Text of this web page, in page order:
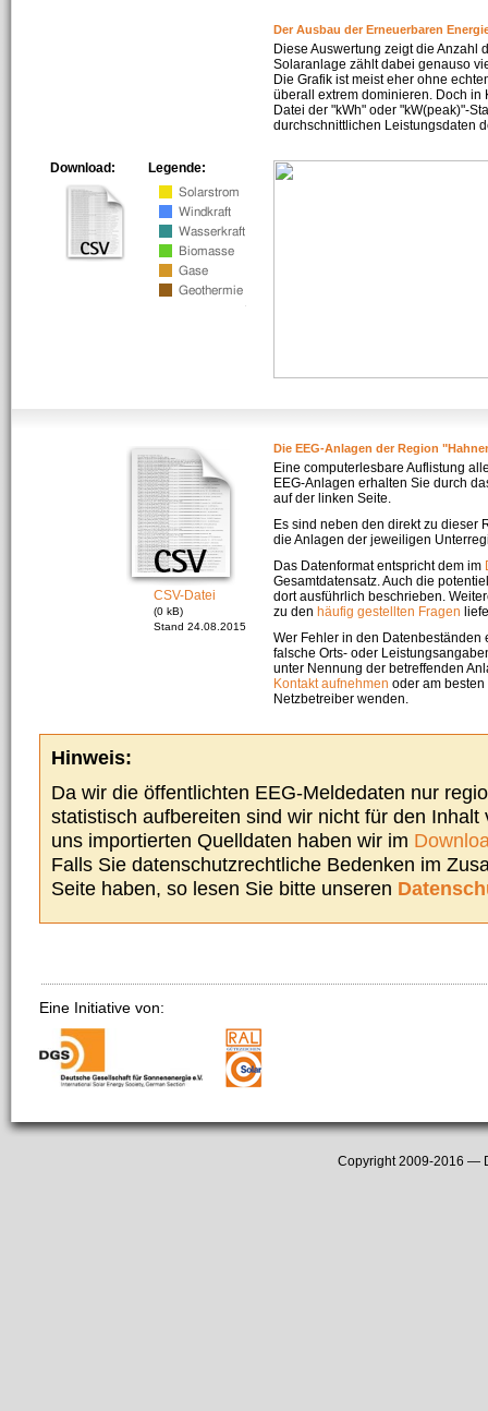
Der Ausbau der Erneuerbaren
Diese Auswertung zeigt die Anzahl
Solaranlage zählt dabei genauso
Die Grafik ist meist eher ohne
überall extrem dominieren. Doch in
Datei der "kWh" oder "kW(peak)"-
durchschnittlichen Leistungsdaten
Legende:
Download:
CSV-Datei
(0 kB)
Stand 24.08.2015
Die EEG-Anlagen der Region
Eine computerlesbare Auflistung
EEG-Anlagen erhalten Sie durch
auf der linken Seite.
Es sind neben den direkt zu dieser
die Anlagen der jeweiligen
Das Datenformat entspricht dem im
Gesamtdatensatz. Auch die
dort ausführlich beschrieben.
zu den häufig gestellten Fragen
Wer Fehler in den Datenbeständen
falsche Orts- oder
unter Nennung der betreffenden
Kontakt aufnehmen oder am
Netzbetreiber wenden.
Hinweis:
Da wir die öffentlichten EEG-Meldedaten nur
statistisch aufbereiten sind wir nicht für den Inhalt
uns importierten Quelldaten haben wir im
Falls Sie datenschutzrechtliche Bedenken im
Seite haben, so lesen Sie bitte unseren
Eine Initiative von:
Copyright 2009-2016 —